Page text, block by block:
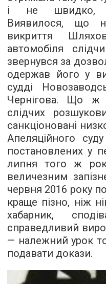
і не швидко,
Виявилося, що
викриття
автомобіля
звернувся за
одержав його у
судді
Чернігова. Що ж
слідчих
санкціоновані
Апеляційного суду
постановлених у
липня того ж
величезним
червня 2016 року
краще пізно, ніж
хабарник,
справедливий
— належний урок
подавати докази.